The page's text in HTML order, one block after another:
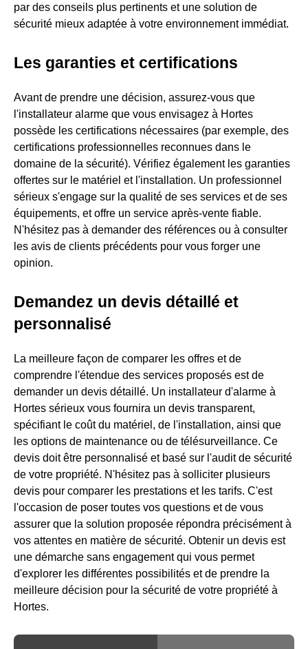
par des conseils plus pertinents et une solution de
sécurité mieux adaptée à votre environnement immédiat.
Les garanties et certifications
Avant de prendre une décision, assurez-vous que
l'installateur alarme que vous envisagez à Hortes
possède les certifications nécessaires (par exemple, des
certifications professionnelles reconnues dans le
domaine de la sécurité). Vérifiez également les garanties
offertes sur le matériel et l'installation. Un professionnel
sérieux s'engage sur la qualité de ses services et de ses
équipements, et offre un service après-vente fiable.
N'hésitez pas à demander des références ou à consulter
les avis de clients précédents pour vous forger une
opinion.
Demandez un devis détaillé et
personnalisé
La meilleure façon de comparer les offres et de
comprendre l'étendue des services proposés est de
demander un devis détaillé. Un installateur d'alarme à
Hortes sérieux vous fournira un devis transparent,
spécifiant le coût du matériel, de l'installation, ainsi que
les options de maintenance ou de télésurveillance. Ce
devis doit être personnalisé et basé sur l'audit de sécurité
de votre propriété. N'hésitez pas à solliciter plusieurs
devis pour comparer les prestations et les tarifs. C'est
l'occasion de poser toutes vos questions et de vous
assurer que la solution proposée répondra précisément à
vos attentes en matière de sécurité. Obtenir un devis est
une démarche sans engagement qui vous permet
d'explorer les différentes possibilités et de prendre la
meilleure décision pour la sécurité de votre propriété à
Hortes.